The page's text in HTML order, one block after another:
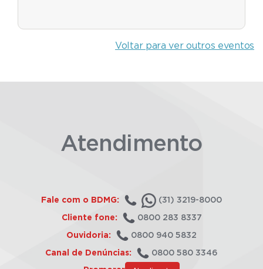
Voltar para ver outros eventos
Atendimento
Fale com o BDMG: (31) 3219-8000
Cliente fone: 0800 283 8337
Ouvidoria: 0800 940 5832
Canal de Denúncias: 0800 580 3346